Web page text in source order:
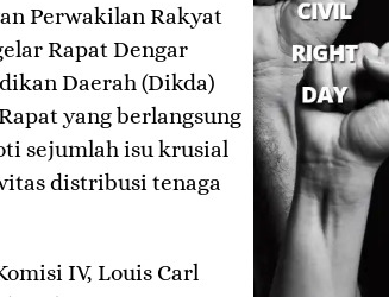
Perwakilan Rakyat
Rapat Dengar
Daerah (Dikda)
yang berlangsung
sejumlah isu krusial
distribusi tenaga
IV, Louis Carl